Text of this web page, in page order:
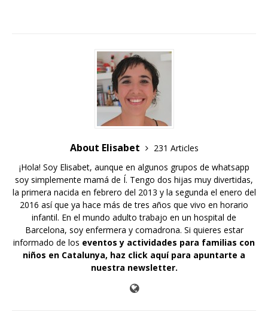
About Elisabet
231 Articles
¡Hola! Soy Elisabet, aunque en algunos grupos de whatsapp
soy simplemente mamá de Í. Tengo dos hijas muy divertidas,
la primera nacida en febrero del 2013 y la segunda el enero del
2016 así que ya hace más de tres años que vivo en horario
infantil. En el mundo adulto trabajo en un hospital de
Barcelona, soy enfermera y comadrona. Si quieres estar
informado de los eventos y actividades para familias con
niños en Catalunya, haz click aquí para apuntarte a
nuestra newsletter.